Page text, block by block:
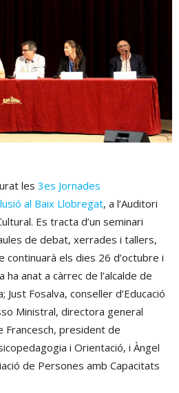
les 3es Jornades
al Baix Llobregat, a l’Auditori
Es tracta d’un seminari
de debat, xerrades i tallers,
continuarà els dies 26 d’octubre i
anat a càrrec de l’alcalde de
Fosalva, conseller d’Educació
Ministral, directora general
Francesch, president de
i Orientació, i Àngel
de Persones amb Capacitats